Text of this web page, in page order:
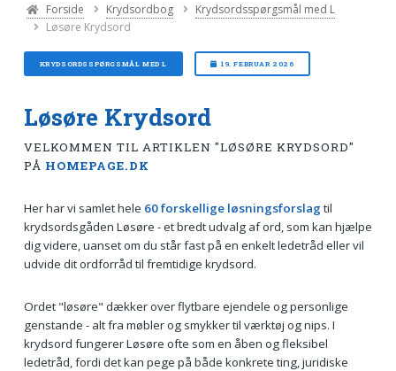
Forside Krydsordbog
Krydsordsspørgsmål med L
Løsøre Krydsord
KRYDSORDSSPØRGSMÅL MED L 19. FEBRUAR 2026
Løsøre Krydsord
VELKOMMEN TIL ARTIKLEN "LØSØRE KRYDSORD"
PÅ HOMEPAGE.DK
Her har vi samlet hele 60 forskellige løsningsforslag til
krydsordsgåden Løsøre - et bredt udvalg af ord, som kan hjælpe
dig videre, uanset om du står fast på en enkelt ledetråd eller vil
udvide dit ordforråd til fremtidige krydsord.
Ordet "løsøre" dækker over flytbare ejendele og personlige
genstande - alt fra møbler og smykker til værktøj og nips. I
krydsord fungerer Løsøre ofte som en åben og fleksibel
ledetråd, fordi det kan pege på både konkrete ting, juridiske